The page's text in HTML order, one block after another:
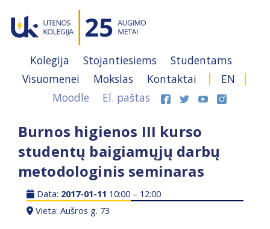
Kolegija Stojantiesiems
Studentams
Visuomenei
Mokslas Kontaktai
EN
Moodle
El. paštas
Burnos higienos III kurso
studentų baigiamųjų darbų
metodologinis seminaras
Data: 2017-01-11 10:00 – 12:00
Vieta: Aušros g. 73